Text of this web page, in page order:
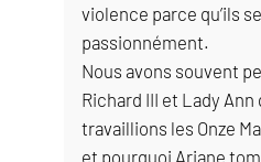
violence parce qu’ils
passionnément.
Nous avons souvent
Richard III et Lady Ann
travaillions les Onze
et pourquoi Ariane